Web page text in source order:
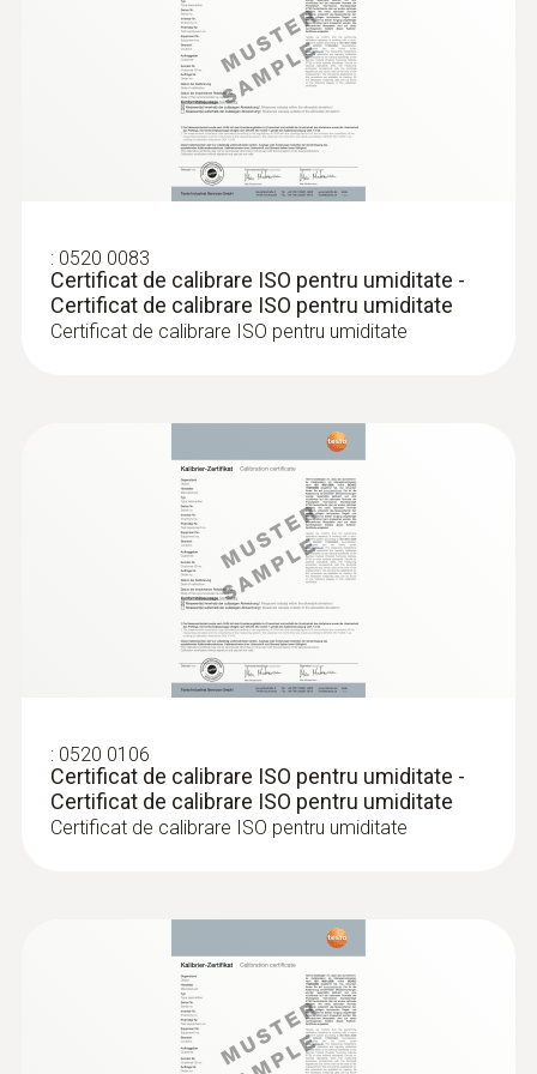
Sondă de aer robustă - TC tip K
Termocuplu tip K
375,00 RON
453,75 RON
Sonde pentru imersie /
penetrare
Sondă de imersie, eficientă şi rapidă,
rezistentă la apă, TC tip K
documentate folosind software-ul PC.
: 0520 0083
Certificat de calibrare ISO pentru umiditate -
Certificat de calibrare ISO pentru umiditate
Certificat de calibrare ISO pentru umiditate
: 0520 0106
Certificat de calibrare ISO pentru umiditate -
Certificat de calibrare ISO pentru umiditate
Certificat de calibrare ISO pentru umiditate